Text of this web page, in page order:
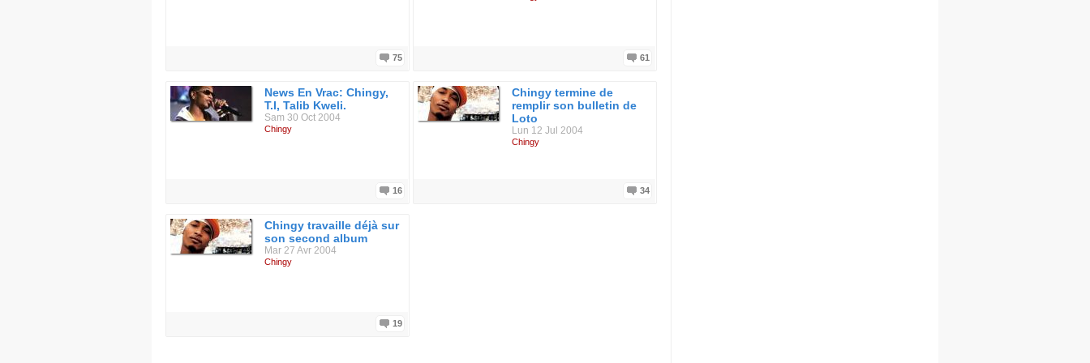
75 61
News En Vrac: Chingy,
T.I, Talib Kweli.
Sam 30 Oct 2004
Chingy
16
Chingy termine de
remplir son bulletin de
Loto
Lun 12 Jul 2004
Chingy
34
Chingy travaille déjà sur
son second album
Mar 27 Avr 2004
Chingy
19